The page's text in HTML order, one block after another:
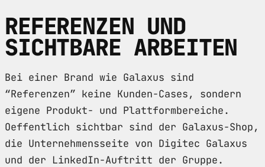
REFERENZEN UND
SICHTBARE ARBEITEN
Bei einer Brand wie Galaxus sind
“Referenzen” keine Kunden-Cases, sondern
eigene Produkt- und Plattformbereiche.
Oeffentlich sichtbar sind der Galaxus-Shop,
die Unternehmensseite von Digitec Galaxus
und der LinkedIn-Auftritt der Gruppe.